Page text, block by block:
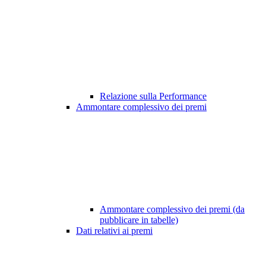
Relazione sulla Performance
Ammontare complessivo dei premi
Ammontare complessivo dei premi (da
pubblicare in tabelle)
Dati relativi ai premi